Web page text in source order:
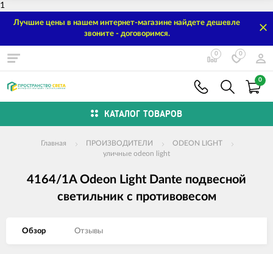
1
Лучшие цены в нашем интернет-магазине найдете дешевле
звоните - договоримся.
0 0
0
КАТАЛОГ ТОВАРОВ
Главная ПРОИЗВОДИТЕЛИ
ODEON LIGHT
уличные odeon light
4164/1A Odeon Light Dante подвесной
светильник с противовесом
Обзор Отзывы